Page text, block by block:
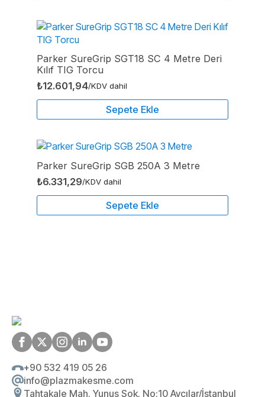
Parker SureGrip SGT18 SC 4 Metre Deri
Kılıf TIG Torcu
₺12.601,94/KDV dahil
Sepete Ekle
Parker SureGrip SGB 250A 3 Metre
₺6.331,29/KDV dahil
Sepete Ekle
+90 532 419 05 26
info@plazmakesme.com
Tahtakale Mah. Yunus Sok. No:10 Avcılar/İstanbul